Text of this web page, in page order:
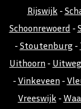
Rijswijk -
Schoonrewoerd -
- Stoutenburg -
Uithoorn - Uitweg
- Vinkeveen -
Vreeswijk -